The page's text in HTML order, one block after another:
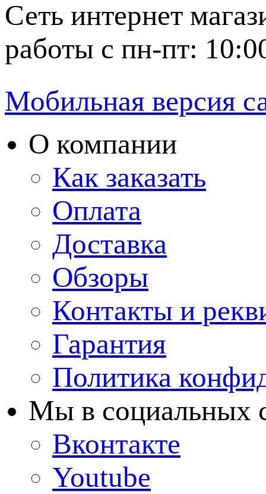
Сеть интернет
работы с пн-пт:
Мобильная версия
О компании
Как заказать
Оплата
Доставка
Обзоры
Контакты и
Гарантия
Политика
Мы в cоциальных
Вконтакте
Youtube